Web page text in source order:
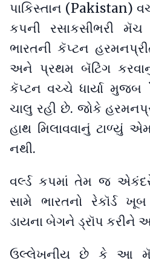
પાકિસ્તાન (Pakistan)
કપની રસાકસીભરી
ભારતની કૅપ્ટન
અને પ્રથમ બૅટિંગ
કૅપ્ટન વચ્ચે ધાર્યા મુજબ
ચાલુ રહી છે. જોકે
હાથ મિલાવવાનું ટાળ્યું
નથી.
વર્લ્ડ કપમાં તેમ જ એકંદરે
સામે ભારતનો રેકૉર્ડ
ડાયના બેગને ડ્રૉપ કરીને
ઉલ્લેખનીય છે કે આ